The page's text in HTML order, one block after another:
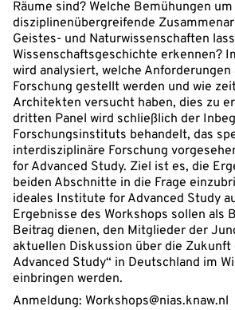
Räume sind? Welche Bemühungen
disziplinenübergreifende
Geistes- und Naturwissenschaften
Wissenschaftsgeschichte erkennen?
wird analysiert, welche
Forschung gestellt werden und wie
Architekten versucht haben, dies zu
dritten Panel wird schließlich der
Forschungsinstituts behandelt, das
interdisziplinäre Forschung
for Advanced Study. Ziel ist es, die
beiden Abschnitte in die Frage
ideales Institute for Advanced Study
Ergebnisse des Workshops sollen als
Beitrag dienen, den Mitglieder der
aktuellen Diskussion über die
Advanced Study“ in Deutschland im
einbringen werden.
Anmeldung: Workshops@nias.knaw.nl